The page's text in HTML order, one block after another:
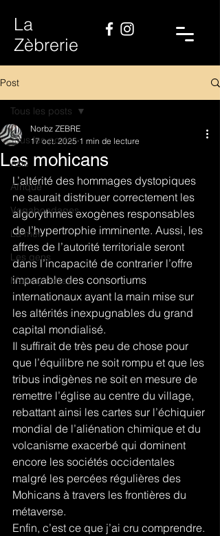
La
Zèbrerie
Post
Tous les posts
Asie
Afrique
Vagabondages
La mer
Les gens
Motocyclettes
Tous les posts
Les mohicans
Norbz ZEBRE
17 oct. 2025 1 min de lecture
L’altérité des hommages dystopiques
ne saurait distribuer correctement les
algorythmes exogènes responsables
de l’hypertrophie imminente. Aussi, les
affres de l’autorité territoriale seront
dans l’incapacité de contrarier l’offre
imparable des consortiums
internationaux ayant la main mise sur
les altérités inexpugnables du grand
capital mondialisé.
Il suffirait de très peu de chose pour
que l’équilibre ne soit rompu et que les
tribus indigènes ne soit en mesure de
remettre l’église au centre du village,
rebattant ainsi les cartes sur l’échiquier
mondial de l’aliénation chimique et du
volcanisme exacerbé qui dominent
encore les sociétés occidentales
malgré les percées régulières des
Mohicans à travers les frontières du
métaverse.
Enfin, c’est ce que j’ai cru comprendre.